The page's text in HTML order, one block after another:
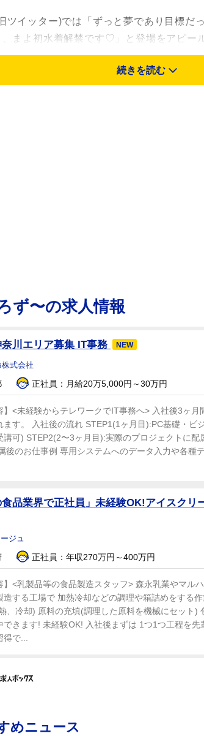
イッター)では「ずっと夢であり目標だ
、まよ初水着解禁です♡」と登場をアピー
たくさん詰め込まれたグラビアになって
ように、、、♡お楽しみに!」と、大胆衣
続きを読む
ず〜の求人情報
川エリア募集 IT事務 NEW
株式会社
正社員：月給20万5,000円～30万円
】<未経験からテレワークでIT事務へ> 入社後3ヶ
ます。 入社後の流れ STEP1(1ヶ月目):PC基礎・ビ
講可) STEP2(2〜3ヶ月目):実際のプロジェクトに
後のお仕事例 専用システムへのデータ入力や各種
食品業界で正社員」未経験OK!アイスクリ
ジュ
正社員：年収270万円～400万円
】<乳製品等の食品製造スタッフ> 森永乳業やマル
造する工場で 加熱冷却などの調理や箱詰めをする
、冷却) 原料の充填(調理した原料を機械にセット)
できます! 未経験OK! 入社後まずは 1つ1つ工程を
得で...
めニュース